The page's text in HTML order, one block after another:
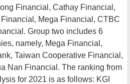
Financial, Cathay Financial,
Mega Financial, CTBC
Group two includes 6
namely, Mega Financial,
Taiwan Cooperative Financial,
Nan Financial. The ranking from
for 2021 is as follows: KGI